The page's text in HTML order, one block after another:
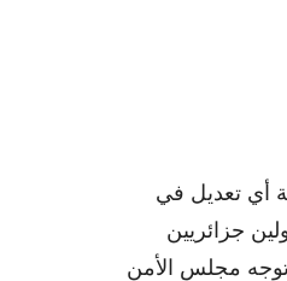
أي تعديل في
جزائريين
مجلس الأمن